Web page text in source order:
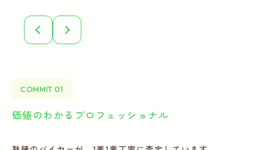
COMMIT 01
価値のわかるプロフェッショナル